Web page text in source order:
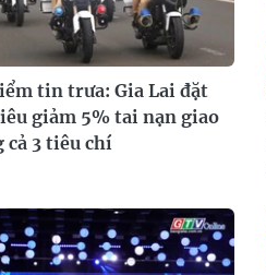
tin trưa: Gia Lai đặt
giảm 5% tai nạn giao
cả 3 tiêu chí